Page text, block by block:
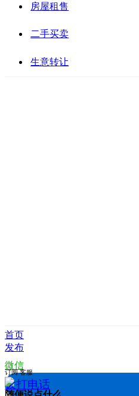
房屋租售
二手买卖
生意转让
首页
发布
微信
拨打电话
订阅 客服